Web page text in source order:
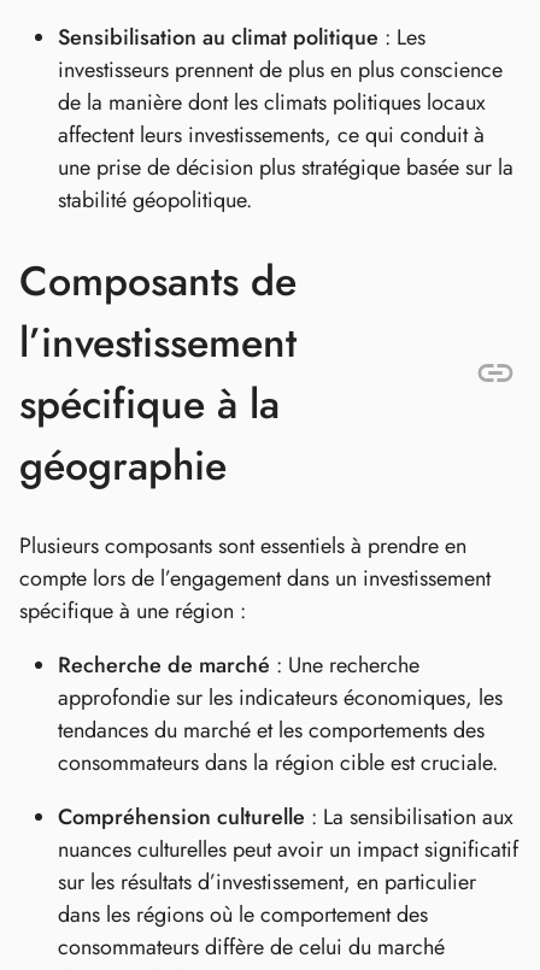
Sensibilisation au climat politique : Les
investisseurs prennent de plus en plus conscience
de la manière dont les climats politiques locaux
affectent leurs investissements, ce qui conduit à
une prise de décision plus stratégique basée sur la
stabilité géopolitique.
Composants de
l’investissement
spécifique à la
géographie
Plusieurs composants sont essentiels à prendre en
compte lors de l’engagement dans un investissement
spécifique à une région :
Recherche de marché : Une recherche
approfondie sur les indicateurs économiques, les
tendances du marché et les comportements des
consommateurs dans la région cible est cruciale.
Compréhension culturelle : La sensibilisation aux
nuances culturelles peut avoir un impact significatif
sur les résultats d’investissement, en particulier
dans les régions où le comportement des
consommateurs diffère de celui du marché